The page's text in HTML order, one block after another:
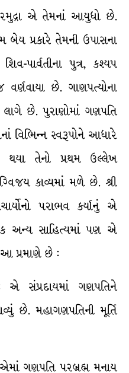
એ તેમનાં આયુધો છે.
બેય પ્રકારે તેમની ઉપાસના
પાર્વતીના પુત્ર, કશ્યપ
વર્ણવાયા છે. ગાણપત્યોના
લાગે છે. પુરાણોમાં ગણપતિ
વિભિન્ન સ્વરૂપોને આધારે
થયા તેનો પ્રથમ ઉલ્લેખ
કાવ્યમાં મળે છે. શ્રી
પરાભવ કર્યાનું એ
અન્ય સાહિત્યમાં પણ એ
આ પ્રમાણે છે :
સંપ્રદાયમાં ગણપતિને
છે. મહાગણપતિની મૂર્તિ
ગણપતિ પરબ્રહ્મ મનાય